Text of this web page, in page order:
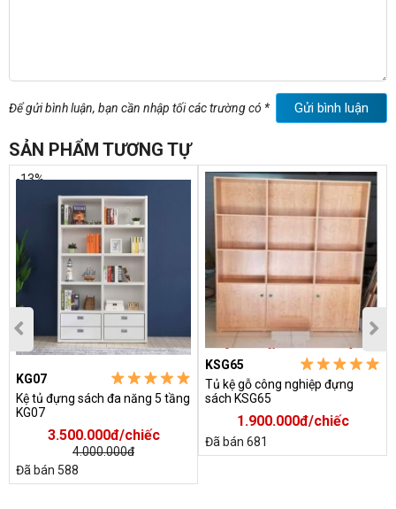
Để gửi bình luận, bạn cần nhập tối các trường có * Gửi bình luận
SẢN PHẨM TƯƠNG TỰ
-13%
KG07
Kệ tủ đựng sách đa năng 5 tầng
KG07
3.500.000đ/chiếc
4.000.000đ
Đã bán 588
KSG65
Tủ kệ gỗ công nghiệp đựng
sách KSG65
1.900.000đ/chiếc
Đã bán 681